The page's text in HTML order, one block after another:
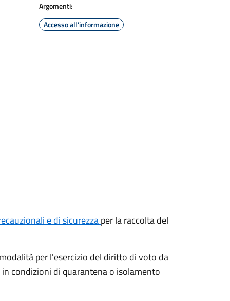
Argomenti:
Accesso all'informazione
e di sicurezzaper la raccolta del
per l'esercizio del diritto di voto da
condizioni di quarantena o isolamento